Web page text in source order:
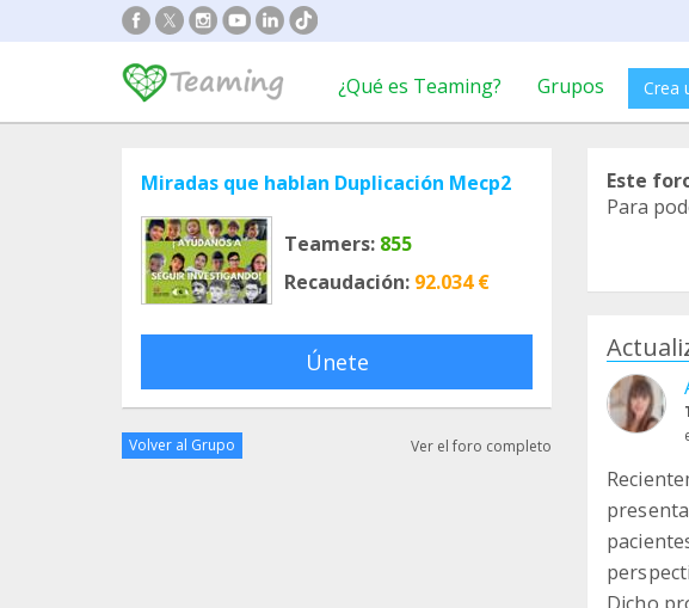
¿Qué es Teaming? Grupos Crea
Miradas que hablan Duplicación Mecp2
Teamers: 855
Recaudación: 92.034 €
Únete
Volver al Grupo Ver el foro completo
Este
Para